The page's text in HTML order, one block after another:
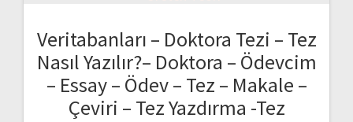
Veritabanları – Doktora Tezi – Tez
Nasıl Yazılır?– Doktora – Ödevcim
– Essay – Ödev – Tez – Makale –
Çeviri – Tez Yazdırma -Tez